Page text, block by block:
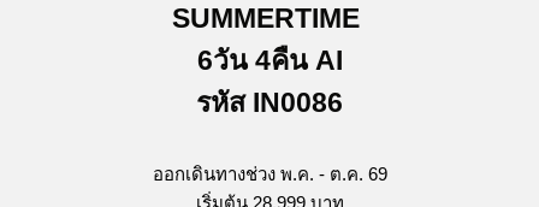
SUMMERTIME
6วัน 4คืน AI
รหัส IN0086
ออกเดินทางช่วง พ.ค. - ต.ค. 69
เริ่มต้น 28,999 บาท